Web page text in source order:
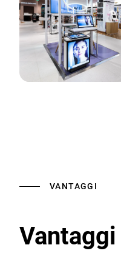
VANTAGGI